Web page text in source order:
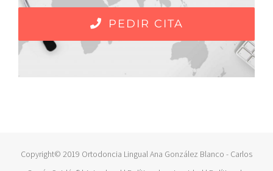
PEDIR CITA
Copyright© 2019 Ortodoncia Lingual Ana González Blanco - Carlos